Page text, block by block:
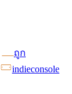
ถูก
indieconsole